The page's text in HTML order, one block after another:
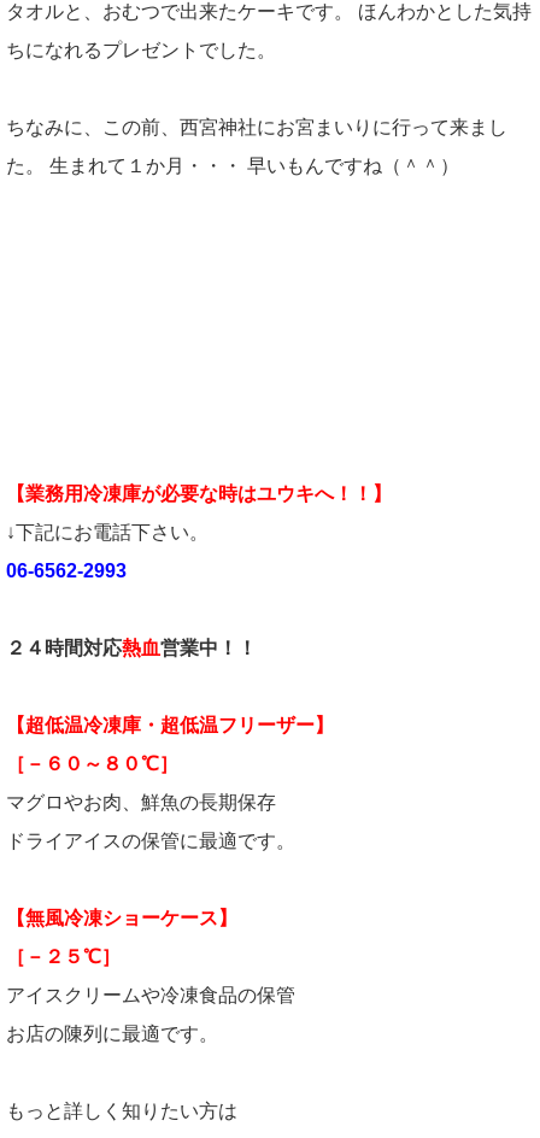
タオルと、おむつで出来たケーキです。 ほんわかとした気持
ちになれるプレゼントでした。
ちなみに、この前、西宮神社にお宮まいりに行って来まし
た。 生まれて１か月・・・ 早いもんですね（＾＾）
【業務用冷凍庫が必要な時はユウキへ！！】
↓下記にお電話下さい。
06-6562-2993
２４時間対応熱血営業中！！
【超低温冷凍庫・超低温フリーザー】
［－６０～８０℃］
マグロやお肉、鮮魚の長期保存
ドライアイスの保管に最適です。
【無風冷凍ショーケース】
［－２５℃］
アイスクリームや冷凍食品の保管
お店の陳列に最適です。
もっと詳しく知りたい方は